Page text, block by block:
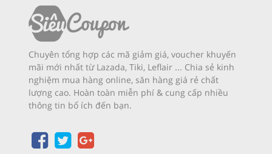
Chuyên tổng hợp các mã giảm giá, voucher khuyến
mãi mới nhất từ Lazada, Tiki, Leflair ... Chia sẻ kinh
nghiệm mua hàng online, săn hàng giá rẻ chất
lượng cao. Hoàn toàn miễn phí & cung cấp nhiều
thông tin bổ ích đến bạn.